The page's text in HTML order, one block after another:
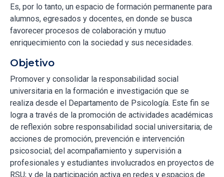
Es, por lo tanto, un espacio de formación permanente para
alumnos, egresados y docentes, en donde se busca
favorecer procesos de colaboración y mutuo
enriquecimiento con la sociedad y sus necesidades.
Objetivo
Promover y consolidar la responsabilidad social
universitaria en la formación e investigación que se
realiza desde el Departamento de Psicología. Este fin se
logra a través de la promoción de actividades académicas
de reflexión sobre responsabilidad social universitaria; de
acciones de promoción, prevención e intervención
psicosocial; del acompañamiento y supervisión a
profesionales y estudiantes involucrados en proyectos de
RSU; y de la participación activa en redes y espacios de